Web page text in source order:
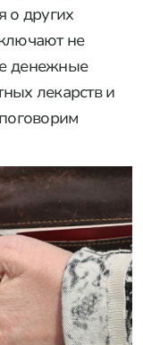
о других
не
денежные
лекарств и